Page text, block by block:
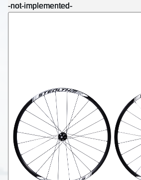
-not-implemented-
-not-implemented-
-not-implemented-
-not-implemented-